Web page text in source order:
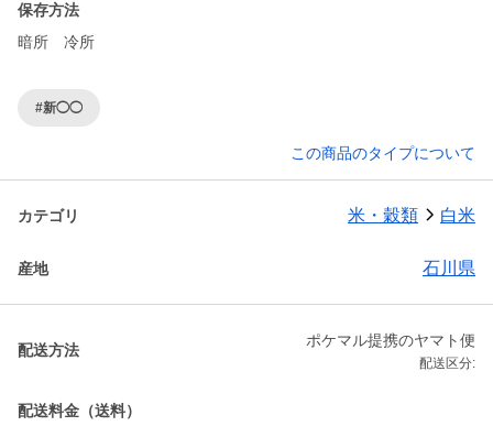
保存方法
暗所 冷所
#新◯◯
この商品のタイプについて
カテゴリ 米・穀類 白米
産地 石川県
配送方法
ポケマル提携のヤマト便
配送区分:
配送料金（送料）